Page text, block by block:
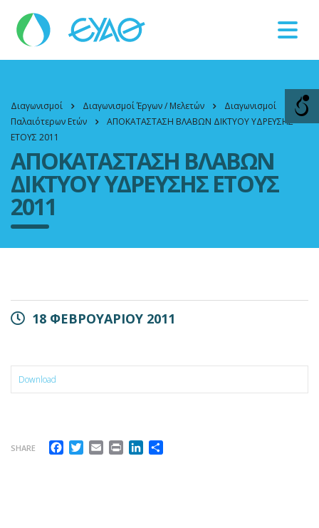
Διαγωνισμοί Διαγωνισμοί Έργων / Μελετών
Διαγωνισμοί
Παλαιότερων Ετών
ΑΠΟΚΑΤΑΣΤΑΣΗ ΒΛΑΒΩΝ ΔΙΚΤΥΟΥ ΥΔΡΕΥΣΗΣ
ΕΤΟΥΣ 2011
ΑΠΟΚΑΤΑΣΤΑΣΗ ΒΛΑΒΩΝ
ΔΙΚΤΥΟΥ ΥΔΡΕΥΣΗΣ ΕΤΟΥΣ
2011
18 ΦΕΒΡΟΥΑΡΙΟΥ 2011
Download
SHARE Facebook
Twitter
EmailPrintLinkedIn